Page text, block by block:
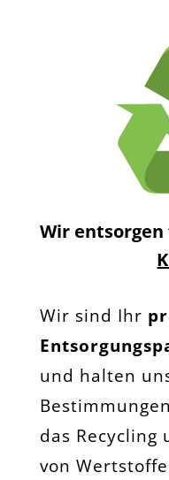
Wir entsorgen
Wir sind Ihr
und halten
das Recycling
von